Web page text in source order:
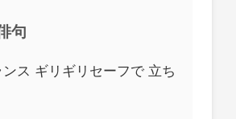
句
ス ギリギリセーフで 立ち